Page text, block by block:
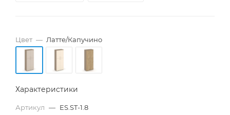
Цвет — Латте/Капучино
Характеристики
Артикул — ES.ST-1.8